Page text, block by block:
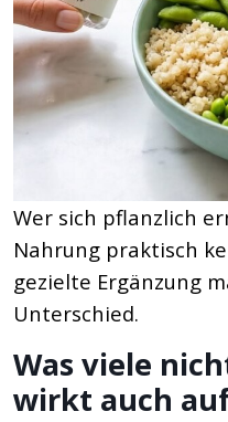
Wer sich pflanzlich
Nahrung praktisch
gezielte Ergänzung
Unterschied.
Was viele
wirkt auch